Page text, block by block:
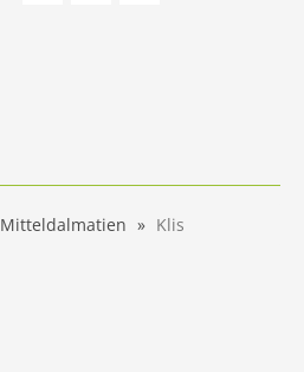
Mitteldalmatien Klis